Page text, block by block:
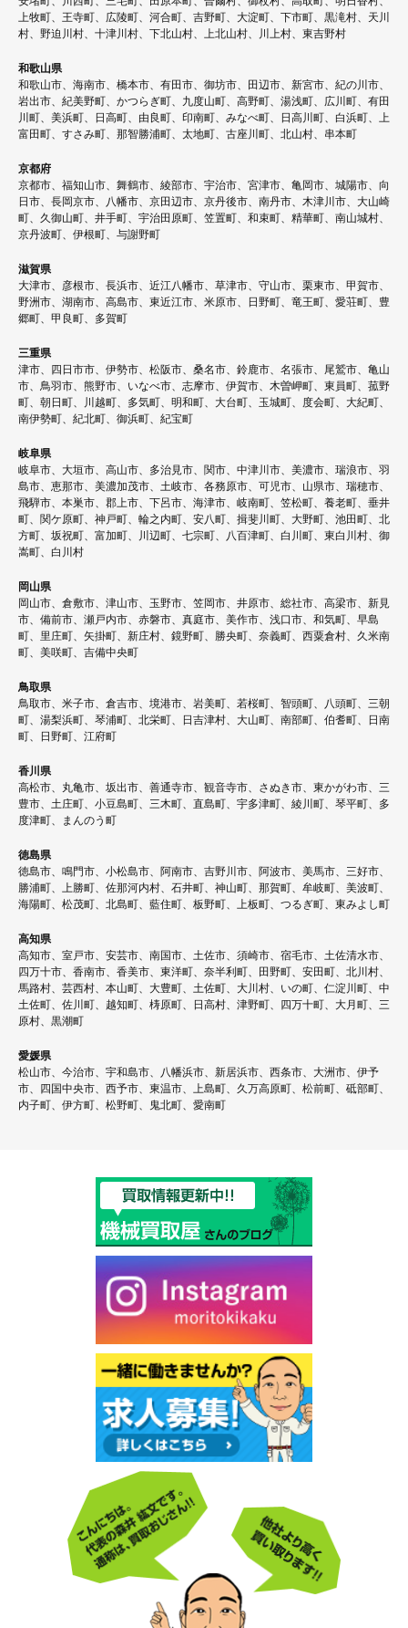
上牧町、王寺町、広陵町、河合町、吉野町、大淀町、下市町、黒滝村、天川
村、野迫川村、十津川村、下北山村、上北山村、川上村、東吉野村
和歌山県
和歌山市、海南市、橋本市、有田市、御坊市、田辺市、新宮市、紀の川市、
岩出市、紀美野町、かつらぎ町、九度山町、高野町、湯浅町、広川町、有田
川町、美浜町、日高町、由良町、印南町、みなべ町、日高川町、白浜町、上
富田町、すさみ町、那智勝浦町、太地町、古座川町、北山村、串本町
京都府
京都市、福知山市、舞鶴市、綾部市、宇治市、宮津市、亀岡市、城陽市、向
日市、長岡京市、八幡市、京田辺市、京丹後市、南丹市、木津川市、大山崎
町、久御山町、井手町、宇治田原町、笠置町、和束町、精華町、南山城村、
京丹波町、伊根町、与謝野町
滋賀県
大津市、彦根市、長浜市、近江八幡市、草津市、守山市、栗東市、甲賀市、
野洲市、湖南市、高島市、東近江市、米原市、日野町、竜王町、愛荘町、豊
郷町、甲良町、多賀町
三重県
津市、四日市市、伊勢市、松阪市、桑名市、鈴鹿市、名張市、尾鷲市、亀山
市、鳥羽市、熊野市、いなべ市、志摩市、伊賀市、木曽岬町、東員町、菰野
町、朝日町、川越町、多気町、明和町、大台町、玉城町、度会町、大紀町、
南伊勢町、紀北町、御浜町、紀宝町
岐阜県
岐阜市、大垣市、高山市、多治見市、関市、中津川市、美濃市、瑞浪市、羽
島市、恵那市、美濃加茂市、土岐市、各務原市、可児市、山県市、瑞穂市、
飛騨市、本巣市、郡上市、下呂市、海津市、岐南町、笠松町、養老町、垂井
町、関ケ原町、神戸町、輪之内町、安八町、揖斐川町、大野町、池田町、北
方町、坂祝町、富加町、川辺町、七宗町、八百津町、白川町、東白川村、御
嵩町、白川村
岡山県
岡山市、倉敷市、津山市、玉野市、笠岡市、井原市、総社市、高梁市、新見
市、備前市、瀬戸内市、赤磐市、真庭市、美作市、浅口市、和気町、早島
町、里庄町、矢掛町、新庄村、鏡野町、勝央町、奈義町、西粟倉村、久米南
町、美咲町、吉備中央町
鳥取県
鳥取市、米子市、倉吉市、境港市、岩美町、若桜町、智頭町、八頭町、三朝
町、湯梨浜町、琴浦町、北栄町、日吉津村、大山町、南部町、伯耆町、日南
町、日野町、江府町
香川県
高松市、丸亀市、坂出市、善通寺市、観音寺市、さぬき市、東かがわ市、三
豊市、土庄町、小豆島町、三木町、直島町、宇多津町、綾川町、琴平町、多
度津町、まんのう町
徳島県
徳島市、鳴門市、小松島市、阿南市、吉野川市、阿波市、美馬市、三好市、
勝浦町、上勝町、佐那河内村、石井町、神山町、那賀町、牟岐町、美波町、
海陽町、松茂町、北島町、藍住町、板野町、上板町、つるぎ町、東みよし町
高知県
高知市、室戸市、安芸市、南国市、土佐市、須崎市、宿毛市、土佐清水市、
四万十市、香南市、香美市、東洋町、奈半利町、田野町、安田町、北川村、
馬路村、芸西村、本山町、大豊町、土佐町、大川村、いの町、仁淀川町、中
土佐町、佐川町、越知町、梼原町、日高村、津野町、四万十町、大月町、三
原村、黒潮町
愛媛県
松山市、今治市、宇和島市、八幡浜市、新居浜市、西条市、大洲市、伊予
市、四国中央市、西予市、東温市、上島町、久万高原町、松前町、砥部町、
内子町、伊方町、松野町、鬼北町、愛南町